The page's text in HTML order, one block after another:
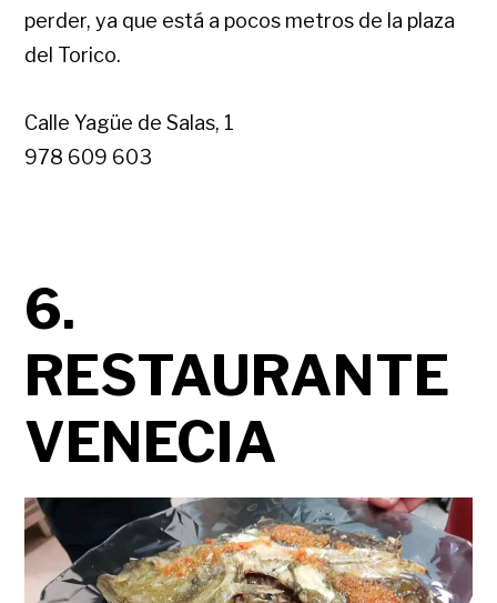
perder, ya que está a pocos metros de la plaza
del Torico.
Calle Yagüe de Salas, 1
978 609 603
6.
RESTAURANTE
VENECIA